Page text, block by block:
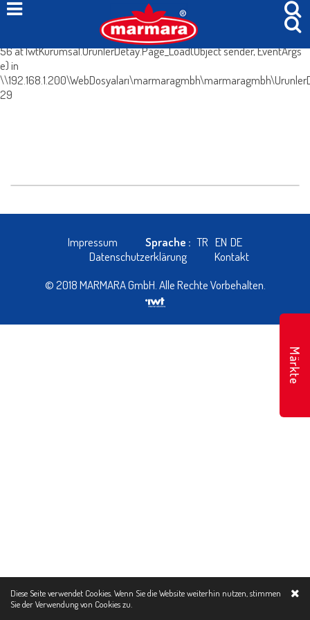
System.Web.HttpException (0x80004005): Böyle bir içerik yok. at
IwtKurumsal.UrunlerDetay.IcerikleriGetir() in
56 at IwtKurumsal.UrunlerDetay.Page_Load(Object sender, EventArgs
e) in
29
Impressum Sprache : TR EN DE
Datenschutzerklärung
Kontakt
© 2018 MARMARA GmbH. Alle Rechte Vorbehalten.
Diese Seite verwendet Cookies. Wenn Sie die Website weiterhin nutzen, stimmen
Sie der Verwendung von Cookies zu.
Märkte